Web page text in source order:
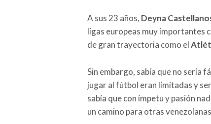
A sus 23 años, Deyna
ligas europeas muy importantes
de gran trayectoria como el
Sin embargo, sabía que no sería
jugar al fútbol eran limitadas y
sabía que con ímpetu y pasión
un camino para otras